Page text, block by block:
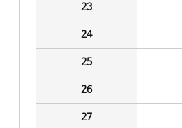
23
24
25
26
27